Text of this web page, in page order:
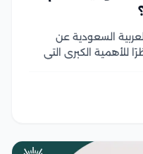
السعودية عن
للأهمية الكبرى التي